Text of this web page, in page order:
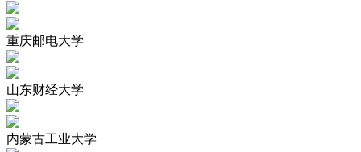
重庆邮电大学
山东财经大学
内蒙古工业大学